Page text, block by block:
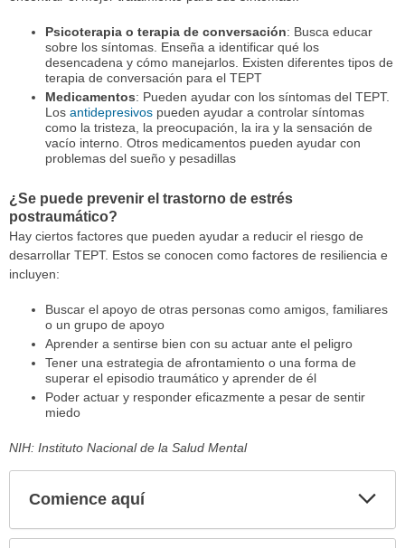
Psicoterapia o terapia de conversación: Busca educar
sobre los síntomas. Enseña a identificar qué los
desencadena y cómo manejarlos. Existen diferentes tipos de
terapia de conversación para el TEPT
Medicamentos: Pueden ayudar con los síntomas del TEPT.
Los antidepresivospueden ayudar a controlar síntomas
como la tristeza, la preocupación, la ira y la sensación de
vacío interno. Otros medicamentos pueden ayudar con
problemas del sueño y pesadillas
¿Se puede prevenir el trastorno de estrés
postraumático?
Hay ciertos factores que pueden ayudar a reducir el riesgo de
desarrollar TEPT. Estos se conocen como factores de resiliencia e
incluyen:
Buscar el apoyo de otras personas como amigos, familiares
o un grupo de apoyo
Aprender a sentirse bien con su actuar ante el peligro
Tener una estrategia de afrontamiento o una forma de
superar el episodio traumático y aprender de él
Poder actuar y responder eficazmente a pesar de sentir
miedo
NIH: Instituto Nacional de la Salud Mental
Comience aquí